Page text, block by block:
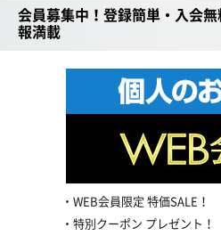
会員募集中！登録簡単・入会
報満載
WEB会員限定 特価SALE！
特別クーポン プレゼント！